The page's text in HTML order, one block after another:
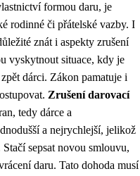
formou daru, je
rodinné či přátelské vazby. I
znát i aspekty zrušení
vyskytnout situace, kdy je
dárci. Zákon pamatuje i
Zrušení darovací
tedy dárce a
a nejrychlejší, jelikož
sepsat novou smlouvu,
daru. Tato dohoda musí